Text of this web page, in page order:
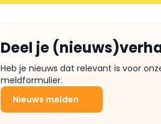
Deel je
Heb je nieuws dat relevant is voor
meldformulier.
Nieuws melden